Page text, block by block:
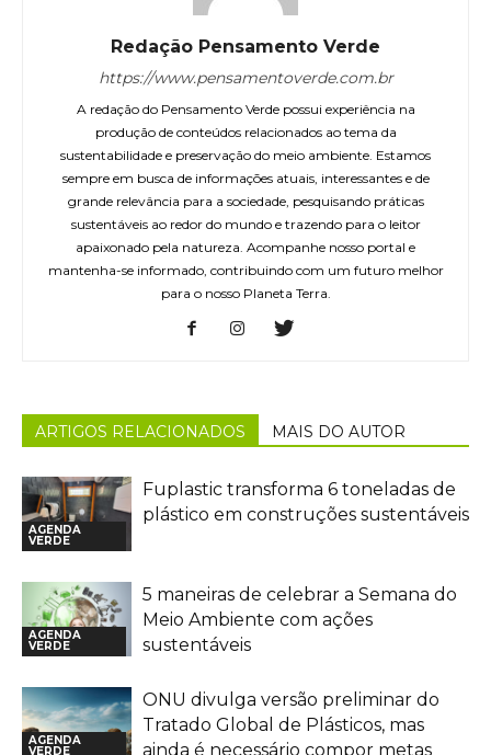
Redação Pensamento Verde
https://www.pensamentoverde.com.br
A redação do Pensamento Verde possui experiência na
produção de conteúdos relacionados ao tema da
sustentabilidade e preservação do meio ambiente. Estamos
sempre em busca de informações atuais, interessantes e de
grande relevância para a sociedade, pesquisando práticas
sustentáveis ao redor do mundo e trazendo para o leitor
apaixonado pela natureza. Acompanhe nosso portal e
mantenha-se informado, contribuindo com um futuro melhor
para o nosso Planeta Terra.
ARTIGOS RELACIONADOS MAIS DO AUTOR
AGENDA
VERDE
Fuplastic transforma 6 toneladas de
plástico em construções sustentáveis
AGENDA
VERDE
5 maneiras de celebrar a Semana do
Meio Ambiente com ações
sustentáveis
AGENDA
VERDE
ONU divulga versão preliminar do
Tratado Global de Plásticos, mas
ainda é necessário compor metas